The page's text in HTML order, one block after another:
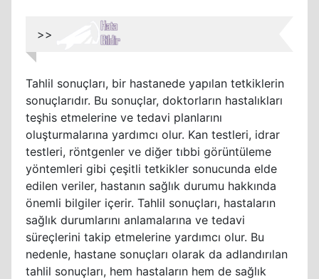
>>
Tahlil sonuçları, bir hastanede yapılan tetkiklerin
sonuçlarıdır. Bu sonuçlar, doktorların hastalıkları
teşhis etmelerine ve tedavi planlarını
oluşturmalarına yardımcı olur. Kan testleri, idrar
testleri, röntgenler ve diğer tıbbi görüntüleme
yöntemleri gibi çeşitli tetkikler sonucunda elde
edilen veriler, hastanın sağlık durumu hakkında
önemli bilgiler içerir. Tahlil sonuçları, hastaların
sağlık durumlarını anlamalarına ve tedavi
süreçlerini takip etmelerine yardımcı olur. Bu
nedenle, hastane sonuçları olarak da adlandırılan
tahlil sonuçları, hem hastaların hem de sağlık